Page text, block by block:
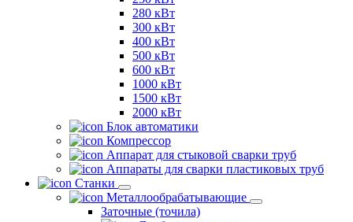
280 кВт
300 кВт
400 кВт
500 кВт
600 кВт
1000 кВт
1500 кВт
2000 кВт
Блок автоматики
Компрессор
Аппарат для стыковой сварки труб
Аппараты для сварки пластиковых труб
Станки
Металлообрабатывающие
Заточные (точила)